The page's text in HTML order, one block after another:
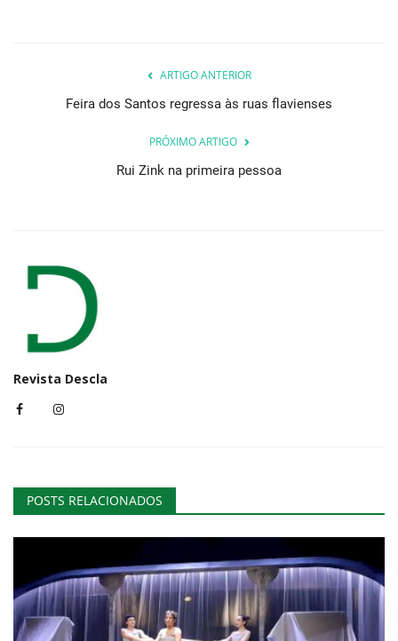
ARTIGO ANTERIOR
Feira dos Santos regressa às ruas flavienses
PRÓXIMO ARTIGO
Rui Zink na primeira pessoa
Revista Descla
POSTS RELACIONADOS